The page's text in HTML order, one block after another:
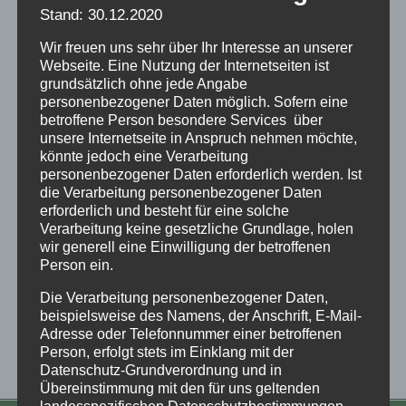
Schleswig-Holstein: Treffen
Selbsthilfegruppe Kiel
23. Februar - 17:00- 19:00
Vorheriger Tag Nächster Tag
Kalender abonnieren
Stand: 30.12.2020
Wir freuen uns sehr über Ihr Interesse an unserer
Webseite. Eine Nutzung der Internetseiten ist
grundsätzlich ohne jede Angabe
personenbezogener Daten möglich. Sofern eine
betroffene Person besondere Services über
unsere Internetseite in Anspruch nehmen möchte,
könnte jedoch eine Verarbeitung
personenbezogener Daten erforderlich werden. Ist
die Verarbeitung personenbezogener Daten
erforderlich und besteht für eine solche
Verarbeitung keine gesetzliche Grundlage, holen
wir generell eine Einwilligung der betroffenen
Person ein.
Die Verarbeitung personenbezogener Daten,
beispielsweise des Namens, der Anschrift, E-Mail-
Adresse oder Telefonnummer einer betroffenen
Person, erfolgt stets im Einklang mit der
Datenschutz-Grundverordnung und in
Übereinstimmung mit den für uns geltenden